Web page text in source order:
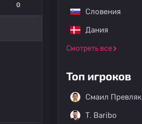
0
Словения
Дания
Смотреть все
Топ игроков
Смаил Превляк
T. Baribo